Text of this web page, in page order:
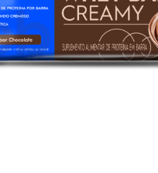
esmalte
10ºabsorvente